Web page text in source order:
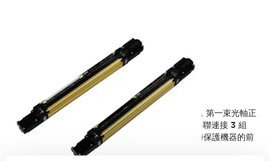
SE4D型 安全光幕
傳統光幕在兩端有無光束軸的死角。使用 SE4D 時，第一束光軸正
好沿著邊緣放置，可在整個區域進行檢測。最多可串聯連接 3 組
（發射器/接收器），以覆蓋 L 或 U 形配置，或同時保護機器的前